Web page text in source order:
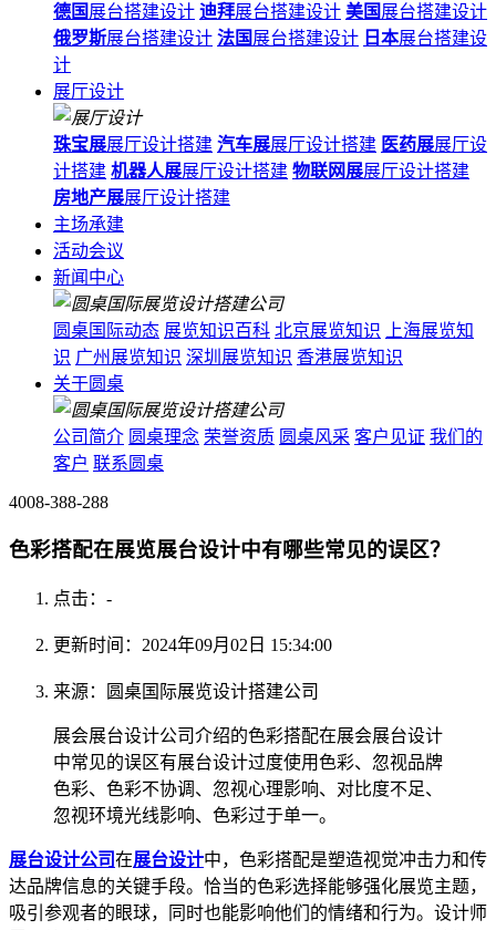
德国 展台搭建设计 迪拜展台搭建设计 美国 展台搭建设计
俄罗斯展台搭建设计 法国 展台搭建设计 日本展台搭建设
计
展厅设计
珠宝展展厅设计搭建 汽车展展厅设计搭建 医药展展厅设
计搭建 机器人展展厅设计搭建 物联网展展厅设计搭建
房地产展展厅设计搭建
主场承建
活动会议
新闻中心
圆桌国际动态 展览知识百科 北京展览知识
上海展览知
识 广州展览知识 深圳展览知识 香港展览知识
关于圆桌
公司简介 圆桌理念 荣誉资质 圆桌风采 客户见证 我们的
客户 联系圆桌
4008-388-288
色彩搭配在展览展台设计中有哪些常见的误区？
点击： -
更新时间：2024年09月02日 15:34:00
来源：圆桌国际展览设计搭建公司
展会展台设计公司介绍的色彩搭配在展会展台设计
中常见的误区有展台设计过度使用色彩、忽视品牌
色彩、色彩不协调、忽视心理影响、对比度不足、
忽视环境光线影响、色彩过于单一。
展台设计公司在展台设计中，色彩搭配是塑造视觉冲击力和传
达品牌信息的关键手段。恰当的色彩选择能够强化展览主题，
吸引参观者的眼球，同时也能影响他们的情绪和行为。设计师